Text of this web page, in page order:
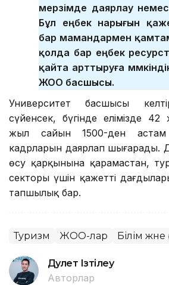
мерзімде даярлау
Бұл еңбек нарығын
бар мамандармен
қолда бар еңбек
қайта арттыруға
ЖОО басшысы.
Университет басшысы
сүйенсек, бүгінде елімізде
жыл сайын 1500-ден
кадрларын даярлап шығарады.
өсу қарқынына қарамастан,
секторы үшін қажетті
тапшылық бар.
Туризм ЖОО-лар Білім
Дәулет Ізтілеу
Авторлар